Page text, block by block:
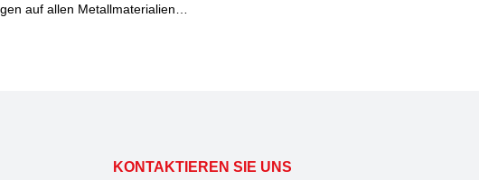
auf allen Metallmaterialien
Arial, Times New Roman, "宋体"， "黑体"...After-
KONTAKTIEREN SIE UNS